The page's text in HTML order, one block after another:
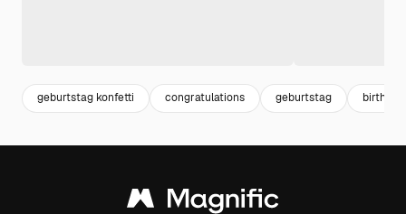
geburtstag konfetti congratulations geburtstag birthday